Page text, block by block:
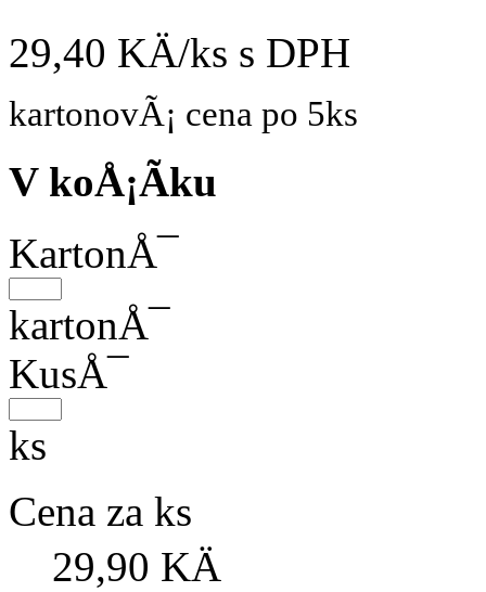
29,40 KÄ/ks s DPH
kartonovÃ¡ cena po 5ks
V koÅ¡Ã­ku
KartonÅ¯
kartonÅ¯
KusÅ¯
ks
Cena za ks
29,90 KÄ